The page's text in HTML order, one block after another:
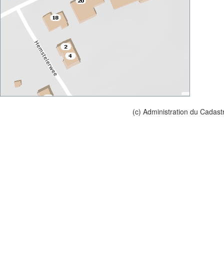
(c) Administration du